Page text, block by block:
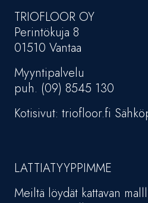
TRIOFLOOR OY
Perintökuja 8
01510 Vantaa
Myyntipalvelu
puh. (09) 8545 130
Kotisivut: triofloor.fi
LATTIATYYPPIMME
Meiltä löydät kattavan